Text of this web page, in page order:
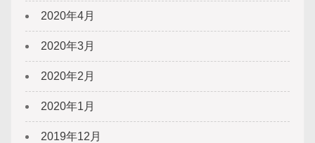
2020年4月
2020年3月
2020年2月
2020年1月
2019年12月